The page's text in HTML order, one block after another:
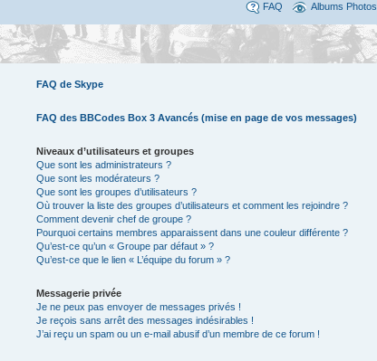
FAQ Albums Photos
FAQ de Skype
FAQ des BBCodes Box 3 Avancés (mise en page de vos messages)
Niveaux d’utilisateurs et groupes
Que sont les administrateurs ?
Que sont les modérateurs ?
Que sont les groupes d’utilisateurs ?
Où trouver la liste des groupes d’utilisateurs et comment les rejoindre ?
Comment devenir chef de groupe ?
Pourquoi certains membres apparaissent dans une couleur différente ?
Qu’est-ce qu’un « Groupe par défaut » ?
Qu’est-ce que le lien « L’équipe du forum » ?
Messagerie privée
Je ne peux pas envoyer de messages privés !
Je reçois sans arrêt des messages indésirables !
J’ai reçu un spam ou un e-mail abusif d’un membre de ce forum !